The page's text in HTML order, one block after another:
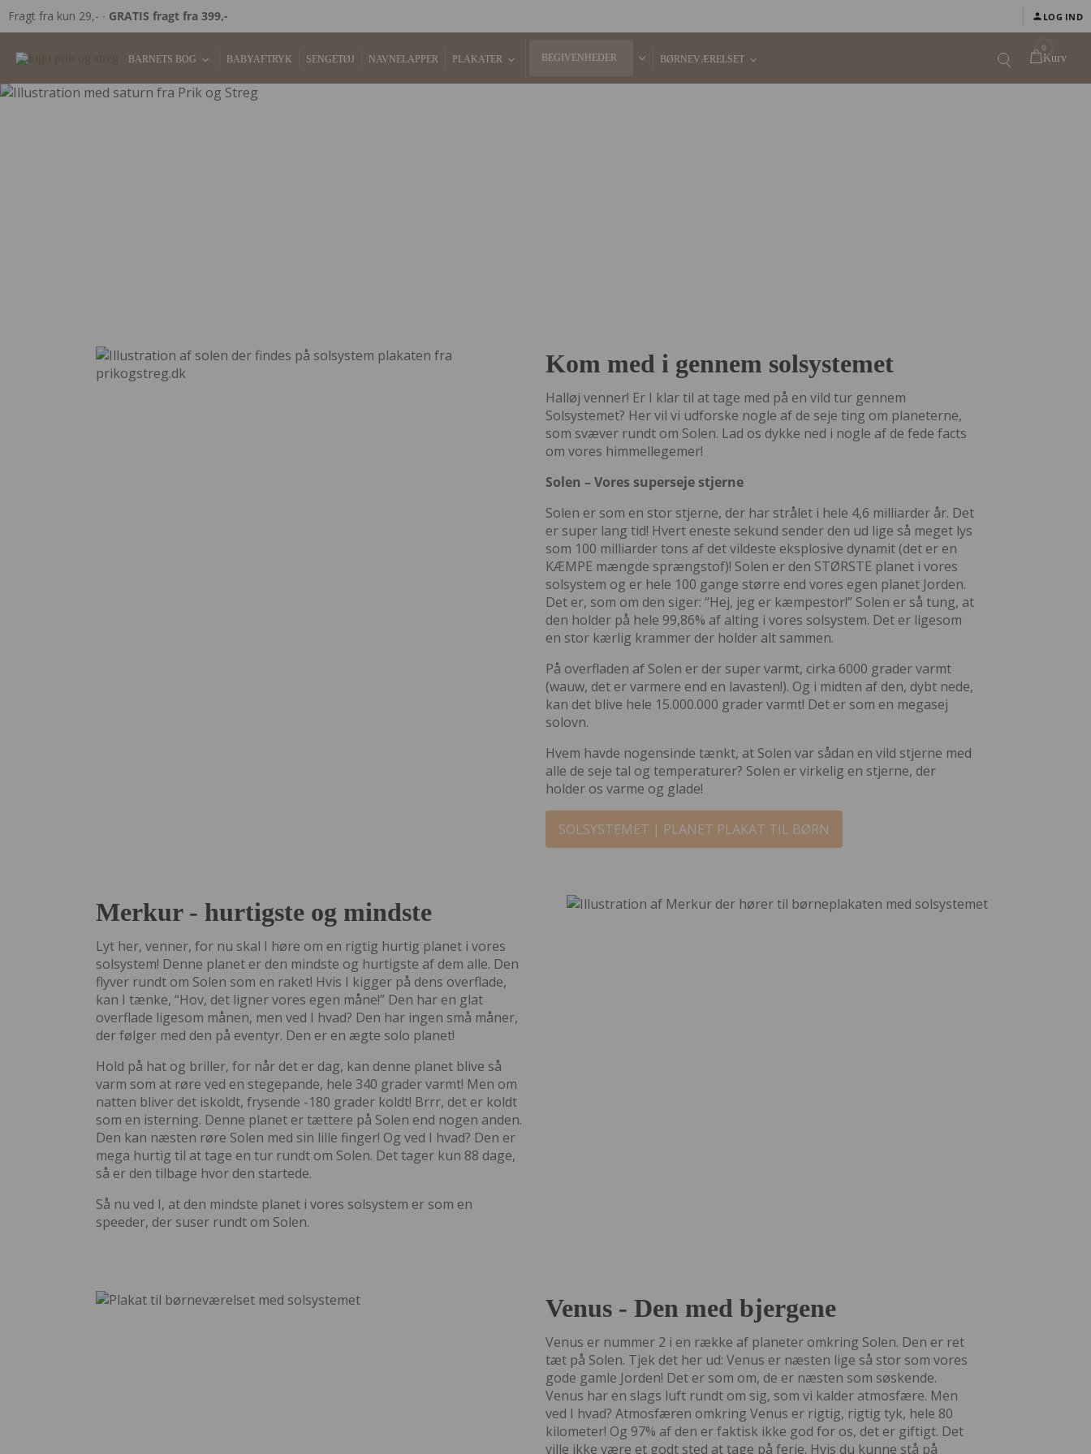
Fragt fra kun 29,- ∙ GRATIS fragt fra 399,- LOG IND
0
Kurv
BARNETS BOG BABYAFTRYK SENGETØJ NAVNELAPPER PLAKATER BEGIVENHEDER BØRNEVÆRELSET
Kom med i gennem solsystemet
Halløj venner! Er I klar til at tage med på en vild tur gennem
Solsystemet? Her vil vi udforske nogle af de seje ting om planeterne,
som svæver rundt om Solen. Lad os dykke ned i nogle af de fede facts
om vores himmellegemer!
Solen – Vores superseje stjerne
Solen er som en stor stjerne, der har strålet i hele 4,6 milliarder år. Det
er super lang tid! Hvert eneste sekund sender den ud lige så meget lys
som 100 milliarder tons af det vildeste eksplosive dynamit (det er en
KÆMPE mængde sprængstof)! Solen er den STØRSTE planet i vores
solsystem og er hele 100 gange større end vores egen planet Jorden.
Det er, som om den siger: “Hej, jeg er kæmpestor!” Solen er så tung, at
den holder på hele 99,86% af alting i vores solsystem. Det er ligesom
en stor kærlig krammer der holder alt sammen.
På overfladen af Solen er der super varmt, cirka 6000 grader varmt
(wauw, det er varmere end en lavasten!). Og i midten af den, dybt nede,
kan det blive hele 15.000.000 grader varmt! Det er som en megasej
solovn.
Hvem havde nogensinde tænkt, at Solen var sådan en vild stjerne med
alle de seje tal og temperaturer? Solen er virkelig en stjerne, der
holder os varme og glade!
SOLSYSTEMET | PLANET PLAKAT TIL BØRN
Merkur - hurtigste og mindste
Lyt her, venner, for nu skal I høre om en rigtig hurtig planet i vores
solsystem! Denne planet er den mindste og hurtigste af dem alle. Den
flyver rundt om Solen som en raket! Hvis I kigger på dens overflade,
kan I tænke, “Hov, det ligner vores egen måne!” Den har en glat
overflade ligesom månen, men ved I hvad? Den har ingen små måner,
der følger med den på eventyr. Den er en ægte solo planet!
Hold på hat og briller, for når det er dag, kan denne planet blive så
varm som at røre ved en stegepande, hele 340 grader varmt! Men om
natten bliver det iskoldt, frysende -180 grader koldt! Brrr, det er koldt
som en isterning. Denne planet er tættere på Solen end nogen anden.
Den kan næsten røre Solen med sin lille finger! Og ved I hvad? Den er
mega hurtig til at tage en tur rundt om Solen. Det tager kun 88 dage,
så er den tilbage hvor den startede.
Så nu ved I, at den mindste planet i vores solsystem er som en
speeder, der suser rundt om Solen.
Venus - Den med bjergene
Venus er nummer 2 i en række af planeter omkring Solen. Den er ret
tæt på Solen. Tjek det her ud: Venus er næsten lige så stor som vores
gode gamle Jorden! Det er som om, de er næsten som søskende.
Venus har en slags luft rundt om sig, som vi kalder atmosfære. Men
ved I hvad? Atmosfæren omkring Venus er rigtig, rigtig tyk, hele 80
kilometer! Og 97% af den er faktisk ikke god for os, det er giftigt. Det
ville ikke være et godt sted at tage på ferie. Hvis du kunne stå på